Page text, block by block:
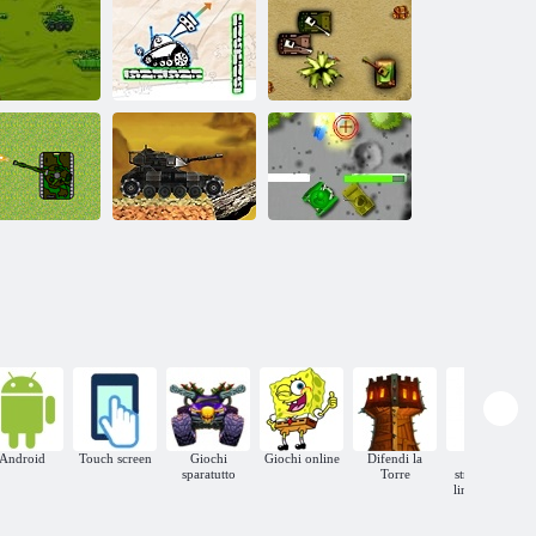
Battaglia di
super carri
armati
SERBATOIO 2
e
difendere
La guerra su
carta
L'operazione in
pustnyne
Android Touch screen
Giochi
sparatutto
Giochi online
Difendi la
Torre
strategia on-
line Browser